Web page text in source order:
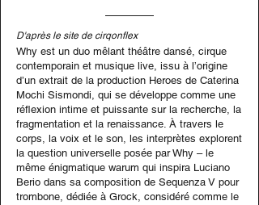
D'après le site de cirqonflex
Why est un duo mêlant théâtre dansé, cirque
contemporain et musique live, issu à l’origine
d’un extrait de la production Heroes de Caterina
Mochi Sismondi, qui se développe comme une
réflexion intime et puissante sur la recherche, la
fragmentation et la renaissance. À travers le
corps, la voix et le son, les interprètes explorent
la question universelle posée par Why – le
même énigmatique warum qui inspira Luciano
Berio dans sa composition de Sequenza V pour
trombone, dédiée à Grock, considéré comme le